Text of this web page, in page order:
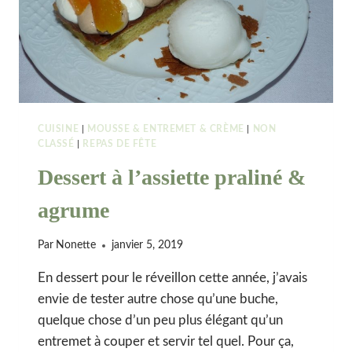
CUISINE MOUSSE & ENTREMET & CRÈME
NON
CLASSÉ
REPAS DE FÊTE
Dessert à l’assiette praliné &
agrume
Par Nonette janvier 5, 2019
En dessert pour le réveillon cette année, j’avais
envie de tester autre chose qu’une buche,
quelque chose d’un peu plus élégant qu’un
entremet à couper et servir tel quel. Pour ça,